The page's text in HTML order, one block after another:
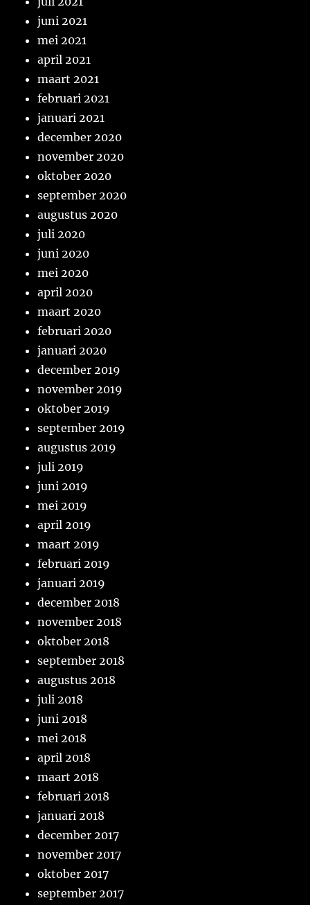
juni 2021
mei 2021
april 2021
maart 2021
februari 2021
januari 2021
december 2020
november 2020
oktober 2020
september 2020
augustus 2020
juli 2020
juni 2020
mei 2020
april 2020
maart 2020
februari 2020
januari 2020
december 2019
november 2019
oktober 2019
september 2019
augustus 2019
juli 2019
juni 2019
mei 2019
april 2019
maart 2019
februari 2019
januari 2019
december 2018
november 2018
oktober 2018
september 2018
augustus 2018
juli 2018
juni 2018
mei 2018
april 2018
maart 2018
februari 2018
januari 2018
december 2017
november 2017
oktober 2017
september 2017